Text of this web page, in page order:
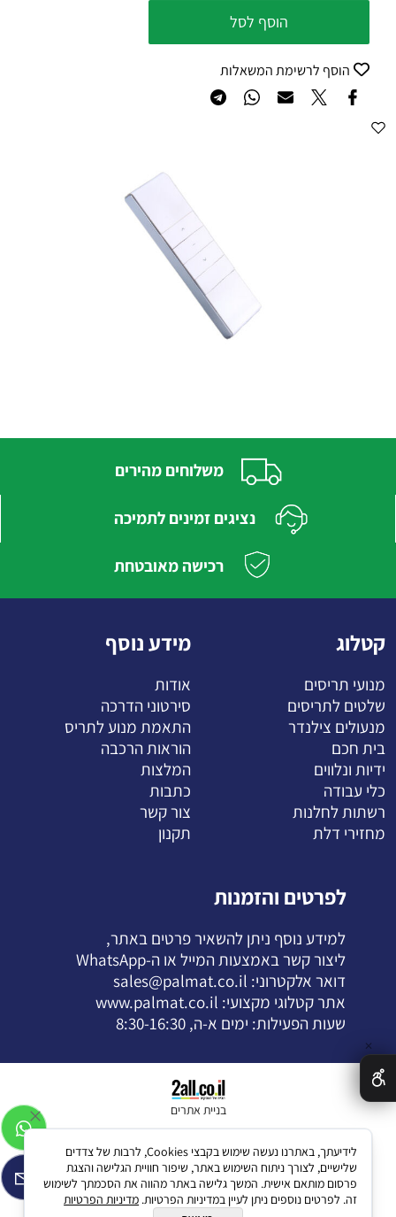
הוסף לסל
הוסף לרשימת המשאלות
משלוחים מהירים
נציגים זמינים לתמיכה
רכישה מאובטחת
קטלוג
מנועי תריסים
שלטים לתריסים
מנעולים צילנדר
בית חכם
ידיות ונלווים
כלי עבודה
רשתות לחלנות
מחזירי דלת
מידע נוסף
אודות
סירטוני הדרכה
התאמת מנוע לתריס
הוראות הרכבה
המלצות
כתבות
צור קשר
תקנון
לפרטים והזמנות
למידע נוסף ניתן להשאיר פרטים באתר,
ליצור קשר באמצעות המייל או ה-WhatsApp
דואר אלקטרוני: sales@palmat.co.il
אתר קטלוגי מקצועי: www.palmat.co.il
שעות הפעילות: ימים א-ה, 8:30-16:30
בניית אתרים
✕
לידיעתך, באתרנו נעשה שימוש בקבצי Cookies, לרבות של צדדים
שלישיים, לצורך ניתוח השימוש באתר, שיפור חוויית הגלישה והצגת
פרסום מותאם אישית. המשך גלישה באתר מהווה את הסכמתך לשימוש
זה. לפרטים נוספים ניתן לעיין במדיניות הפרטיות. מדיניות הפרטיות